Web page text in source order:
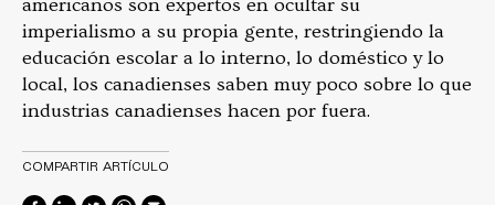
americanos son expertos en ocultar su
imperialismo a su propia gente, restringiendo la
educación escolar a lo interno, lo doméstico y lo
local, los canadienses saben muy poco sobre lo que
industrias canadienses hacen por fuera.
COMPARTIR ARTÍCULO